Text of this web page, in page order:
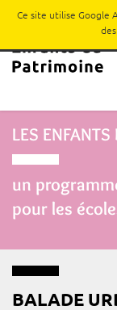
LES
un
pour les
BALADE
Ce site utilise Google